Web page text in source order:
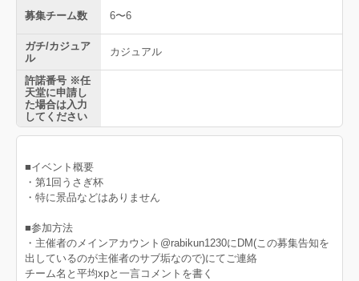
募集チーム数 6〜6
ガチ/カジュア
ル
カジュアル
許諾番号 ※任
天堂に申請し
た場合は入力
してください
■イベント概要
・第1回うさぎ杯
・特に景品などはありません
■参加方法
・主催者のメインアカウント@rabikun1230にDM(この募集告知を
出しているのが主催者のサブ垢なので)にてご連絡
チーム名と平均xpと一言コメントを書く